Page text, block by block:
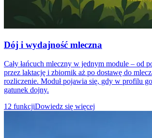
Dój i wydajność mleczna
Cały łańcuch mleczny w jednym module – od
przez laktację i zbiornik aż po dostawę do
rozliczenie. Moduł pojawia się, gdy w profilu
gatunek dojny.
12 funkcjiDowiedz się więcej